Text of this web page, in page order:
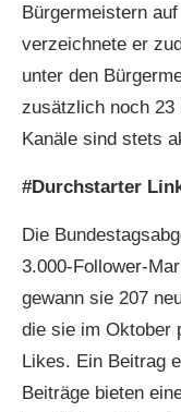
Bürgermeistern
verzeichnete er
unter den
zusätzlich noch 23
Kanäle sind stets
#Durchstarter
Die
3.000-Follower-
gewann sie 207
die sie im Oktober
Likes. Ein Beitrag
Beiträge bieten